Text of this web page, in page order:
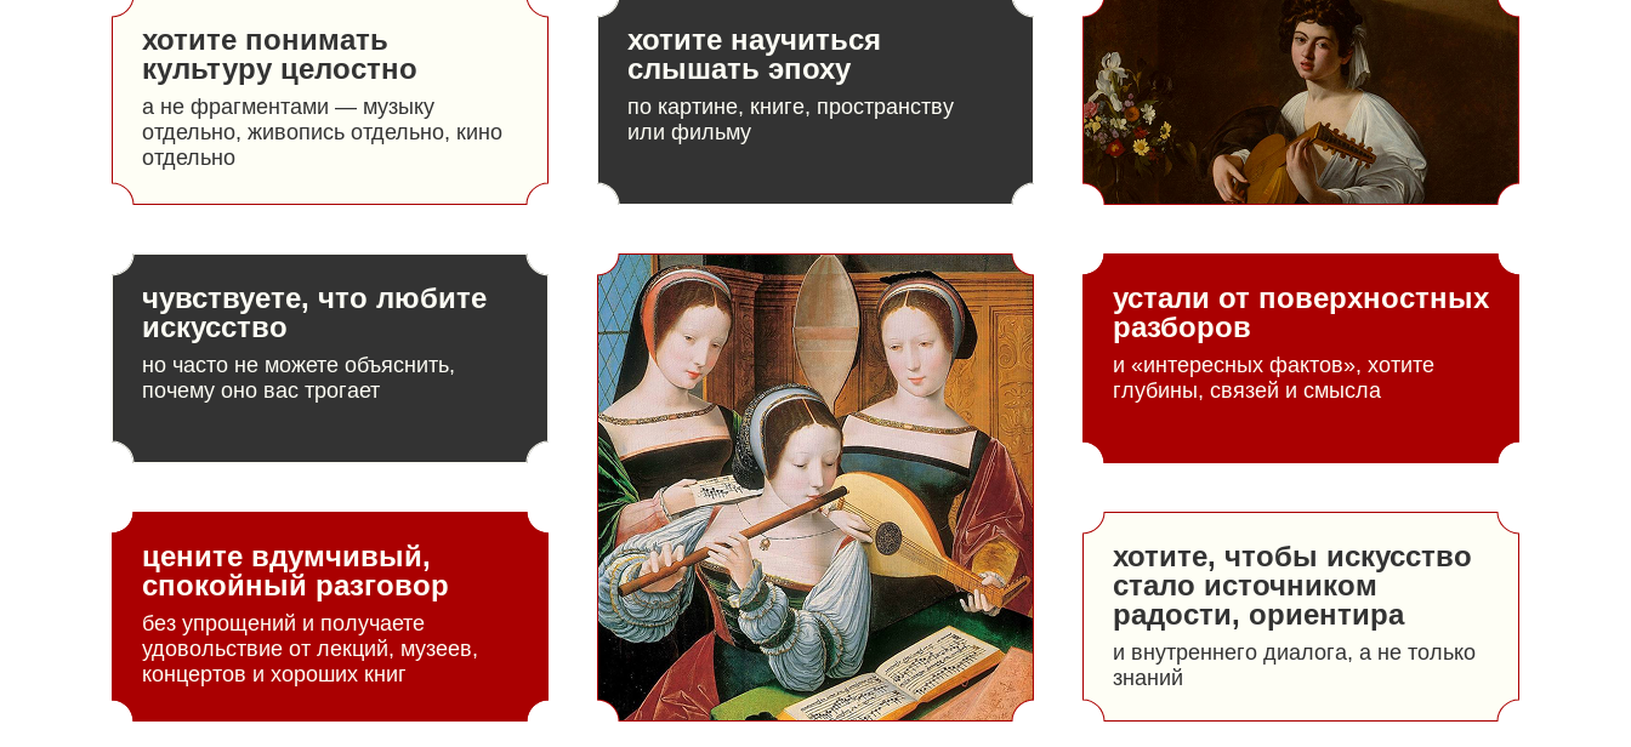
хотите понимать
культуру целостно
а не фрагментами — музыку
отдельно, живопись отдельно, кино
отдельно
хотите научиться
слышать эпоху
по картине, книге, пространству
или фильму
чувствуете, что любите
искусство
но часто не можете объяснить,
почему оно вас трогает
устали от поверхностных
разборов
и «интересных фактов», хотите
глубины, связей и смысла
цените вдумчивый,
спокойный разговор
без упрощений и получаете
удовольствие от лекций, музеев,
концертов и хороших книг
хотите, чтобы искусство
стало источником
радости, ориентира
и внутреннего диалога, а не только
знаний